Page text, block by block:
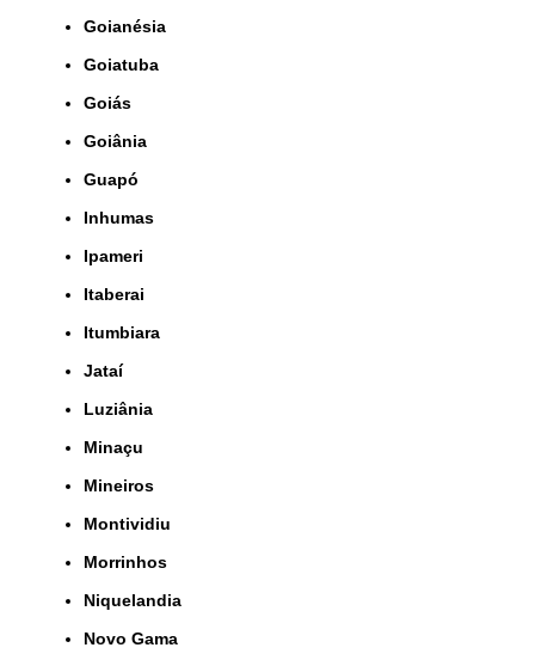
Goianésia
Goiatuba
Goiás
Goiânia
Guapó
Inhumas
Ipameri
Itaberai
Itumbiara
Jataí
Luziânia
Minaçu
Mineiros
Montividiu
Morrinhos
Niquelandia
Novo Gama